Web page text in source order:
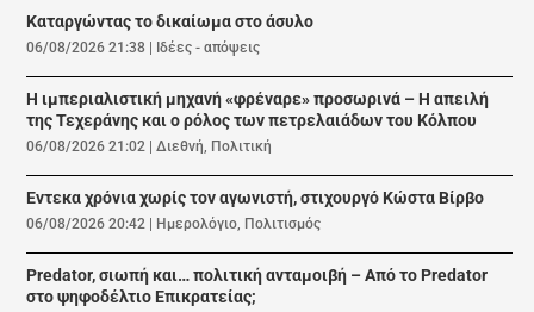
Καταργώντας το δικαίωμα στο άσυλο
06/08/2026 21:38 | Ιδέες - απόψεις
Η ιμπεριαλιστική μηχανή «φρέναρε» προσωρινά – Η απειλή
της Τεχεράνης και ο ρόλος των πετρελαιάδων του Κόλπου
06/08/2026 21:02 |Διεθνή, Πολιτική
Εντεκα χρόνια χωρίς τον αγωνιστή, στιχουργό Κώστα Βίρβο
06/08/2026 20:42 | Ημερολόγιο, Πολιτισμός
Predator, σιωπή και… πολιτική ανταμοιβή – Από το Predator
στο ψηφοδέλτιο Επικρατείας;